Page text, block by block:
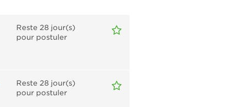
Reste 28 jour(s)
pour postuler
Reste 28 jour(s)
pour postuler